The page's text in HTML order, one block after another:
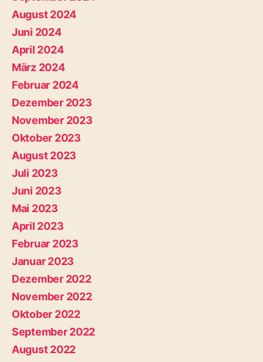
August 2024
Juni 2024
April 2024
März 2024
Februar 2024
Dezember 2023
November 2023
Oktober 2023
August 2023
Juli 2023
Juni 2023
Mai 2023
April 2023
Februar 2023
Januar 2023
Dezember 2022
November 2022
Oktober 2022
September 2022
August 2022